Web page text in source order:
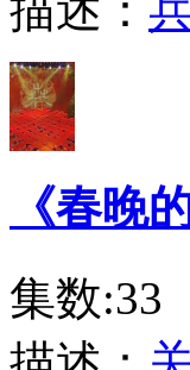
《春晚
集数:33